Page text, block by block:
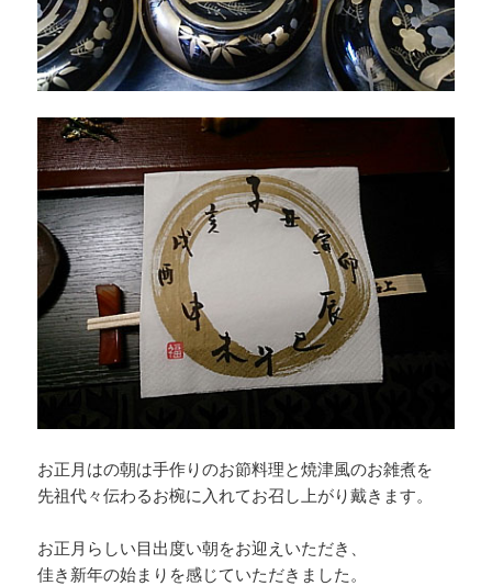
お正月はの朝は手作りのお節料理と焼津風のお雑煮を
先祖代々伝わるお椀に入れてお召し上がり戴きます。
お正月らしい目出度い朝をお迎えいただき、
佳き新年の始まりを感じていただきました。